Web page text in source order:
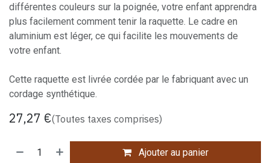
différentes couleurs sur la poignée, votre enfant apprendra
plus facilement comment tenir la raquette. Le cadre en
aluminium est léger, ce qui facilite les mouvements de
votre enfant.
Cette raquette est livrée cordée par le fabriquant avec un
cordage synthétique.
27,27 €(Toutes taxes comprises)
Ajouter au panier